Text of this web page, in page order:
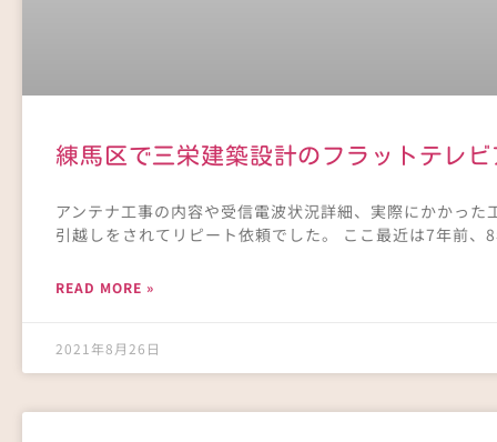
練馬区で三栄建築設計のフラットテレ
アンテナ工事の内容や受信電波状況詳細、実際にかかっ
引越しをされてリピート依頼でした。 ここ最近は7年前、
READ MORE »
2021年8月26日